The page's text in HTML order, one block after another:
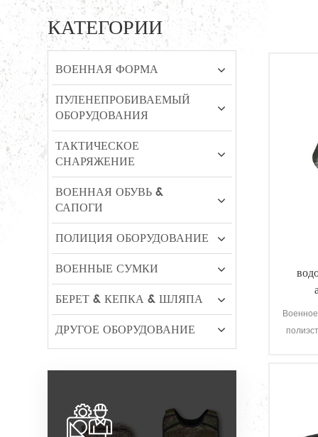
КАТЕГОРИИ
ВОЕННАЯ ФОРМА
ПУЛЕНЕПРОБИВАЕМЫЙ
ОБОРУДОВАНИЯ
ТАКТИЧЕСКОЕ
СНАРЯЖЕНИЕ
ВОЕННАЯ ОБУВЬ &
САПОГИ
ПОЛИЦИЯ ОБОРУДОВАНИЕ
ВОЕННЫЕ СУМКИ
БЕРЕТ & КЕПКА & ШЛЯПА
ДРУГОЕ ОБОРУДОВАНИЕ